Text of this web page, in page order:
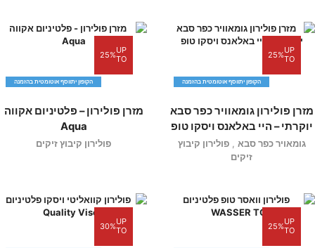
UP
TO
25%
הקופון יתווסף אוטומטית בהזמנה
מזרן פולירון גומאוויר כפר סבא
יוקרתי – היי באלאנס ויסקו טופ
גומאויר כפר סבא ,פולירון קיבוץ
זיקים
UP
TO
25%
הקופון יתווסף אוטומטית בהזמנה
מזרן פולירון – פלטיניום אקווה
Aqua
פולירון קיבוץ זיקים
UP
TO
25%
UP
TO
30%